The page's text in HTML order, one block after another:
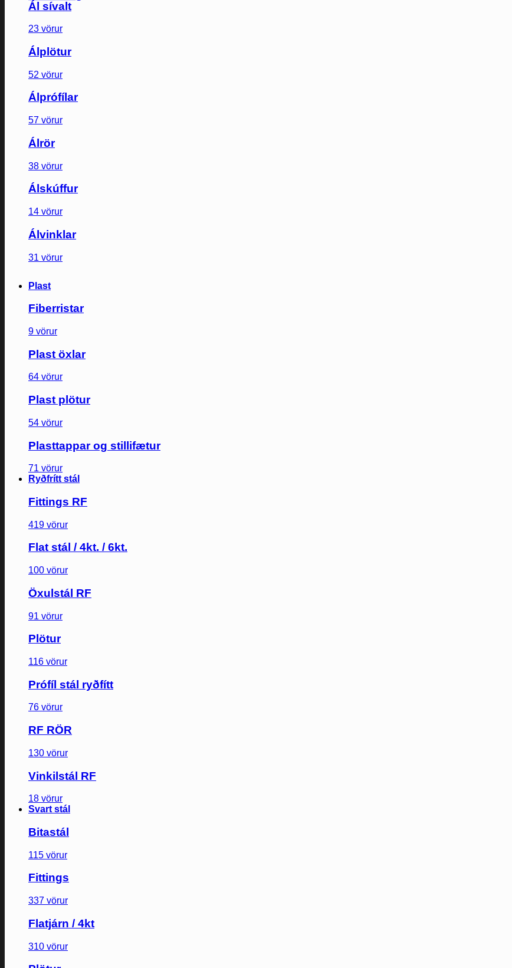
Ál sívalt
23 vörur
Álplötur
52 vörur
Álprófílar
57 vörur
Álrör
38 vörur
Álskúffur
14 vörur
Álvinklar
31 vörur
Plast
Fiberristar
9 vörur
Plast öxlar
64 vörur
Plast plötur
54 vörur
Plasttappar og stillifætur
71 vörur
Ryðfrítt stál
Fittings RF
419 vörur
Flat stál / 4kt. / 6kt.
100 vörur
Öxulstál RF
91 vörur
Plötur
116 vörur
Prófíl stál ryðfítt
76 vörur
RF RÖR
130 vörur
Vinkilstál RF
18 vörur
Svart stál
Bitastál
115 vörur
Fittings
337 vörur
Flatjárn / 4kt
310 vörur